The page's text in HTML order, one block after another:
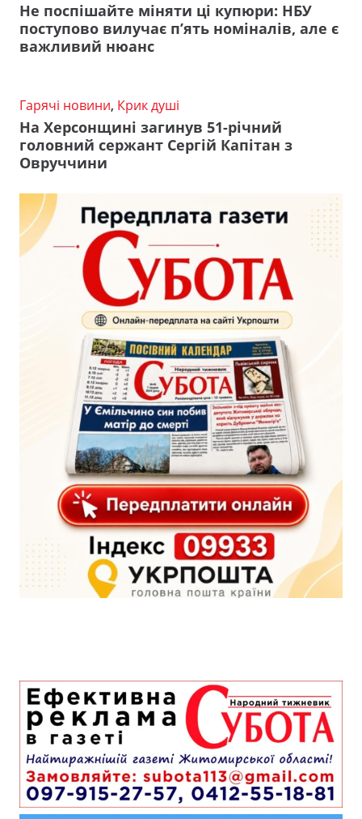
Не поспішайте міняти ці купюри: НБУ
поступово вилучає п’ять номіналів, але є
важливий нюанс
Гарячі новини, Крик душі
На Херсонщині загинув 51-річний
головний сержант Сергій Капітан з
Овруччини